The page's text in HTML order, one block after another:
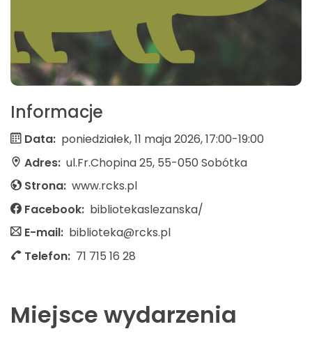
Informacje
Data: poniedziałek, 11 maja 2026, 17:00-19:00
Adres: ul.Fr.Chopina 25, 55-050 Sobótka
Strona: www.rcks.pl
Facebook: bibliotekaslezanska/
E-mail: biblioteka@rcks.pl
Telefon: 71 715 16 28
Miejsce wydarzenia